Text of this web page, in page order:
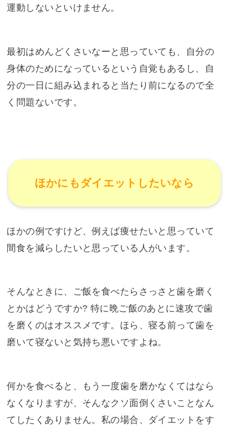
運動しないといけません。
最初はめんどくさいなーと思っていても、自分の
身体のためになっているという自覚もあるし、自
分の一日に組み込まれると当たり前になるので全
く問題ないです。
ほかにもダイエットしたいなら
ほかの例ですけど、例えば痩せたいと思っていて
間食を減らしたいと思っている人がいます。
そんなときに、ご飯を食べたらさっさと歯を磨く
とかはどうですか? 特に晩ご飯のあとに速攻で歯
を磨くのはオススメです。ほら、寝る前って歯を
磨いて寝ないと気持ち悪いですよね。
何かを食べると、もう一度歯を磨かなくてはなら
なくなりますが、そんなクソ面倒くさいことなん
てしたくありません。私の場合、ダイエットをす